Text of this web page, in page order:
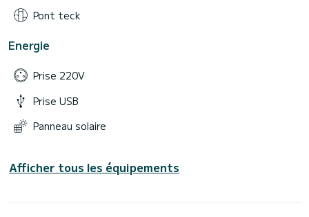
Pont teck
Energie
Prise 220V
Prise USB
Panneau solaire
Afficher tous les équipements